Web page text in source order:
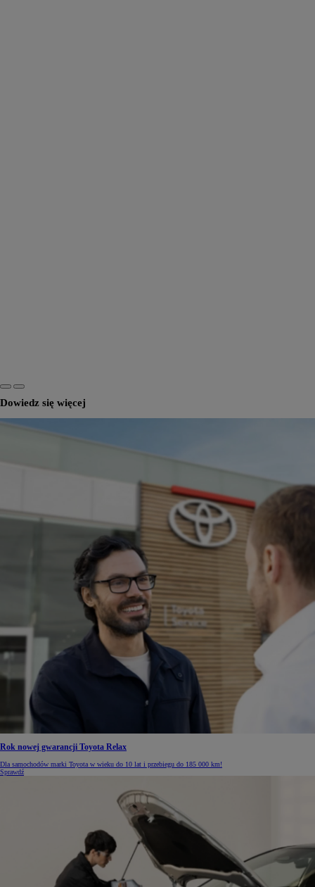
Dowiedz się więcej
Rok nowej gwarancji Toyota Relax
Dla samochodów marki Toyota w wieku do 10 lat i przebiegu do 185 000 km!
Sprawdź